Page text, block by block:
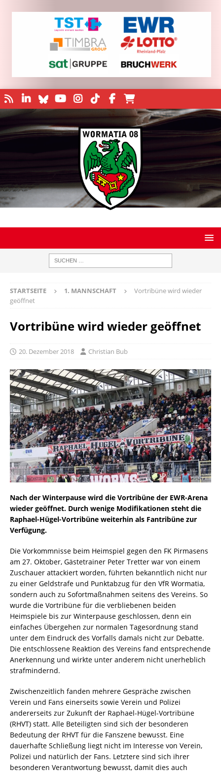
STARTSEITE 1. MANNSCHAFT
Vortribüne wird wieder
geöffnet
Vortribüne wird wieder geöffnet
20. Dezember 2018 Christian Bub
Nach der Winterpause wird die Vortribüne der EWR-Arena
wieder geöffnet. Durch wenige Modifikationen steht die
Raphael-Hügel-Vortribüne weiterhin als Fantribüne zur
Verfügung.
Die Vorkommnisse beim Heimspiel gegen den FK Pirmasens
am 27. Oktober, Gästetrainer Peter Tretter war von einem
Zuschauer attackiert worden, führten bekanntlich nicht nur
zu einer Geldstrafe und Punktabzug für den VfR Wormatia,
sondern auch zu Sofortmaßnahmen seitens des Vereins. So
wurde die Vortribüne für die verbliebenen beiden
Heimspiele bis zur Winterpause geschlossen, denn ein
einfaches Übergehen zur normalen Tagesordnung stand
unter dem Eindruck des Vorfalls damals nicht zur Debatte.
Die entschlossene Reaktion des Vereins fand entsprechende
Anerkennung und wirkte unter anderem nicht unerheblich
strafmindernd.
Zwischenzeitlich fanden mehrere Gespräche zwischen
Verein und Fans einerseits sowie Verein und Polizei
andererseits zur Zukunft der Raphael-Hügel-Vortribüne
(RHVT) statt. Alle Beteiligten sind sich der besonderen
Bedeutung der RHVT für die Fanszene bewusst. Eine
dauerhafte Schließung liegt nicht im Interesse von Verein,
Polizei und natürlich der Fans. Letztere sind sich ihrer
besonderen Verantwortung bewusst, damit dies auch